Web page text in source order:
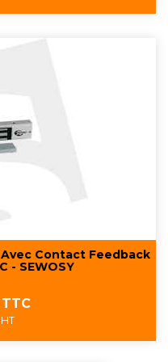
Contact Feedback
- SEWOSY